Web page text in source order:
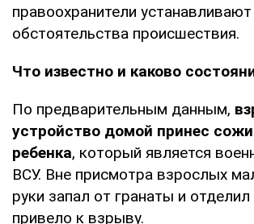
правоохранители
обстоятельства происшествия.
Что известно и каково
По предварительным данным,
устройство домой принес
ребенка, который является
ВСУ. Вне присмотра взрослых
руки запал от гранаты и
привело к взрыву.